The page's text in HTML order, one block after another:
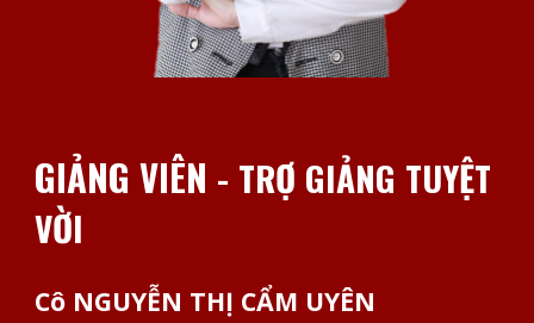
GIẢNG VIÊN - TRỢ GIẢNG TUYỆT
VỜI
Cô NGUYỄN THỊ CẨM UYÊN